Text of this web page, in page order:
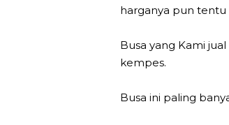
harganya pun tentu
Busa yang Kami
kempes.
Busa ini paling